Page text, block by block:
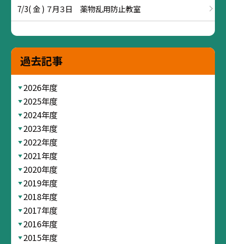
7/3( 金 ) ７月３日 薬物乱用防止教室
過去記事
2026年度
2025年度
2024年度
2023年度
2022年度
2021年度
2020年度
2019年度
2018年度
2017年度
2016年度
2015年度